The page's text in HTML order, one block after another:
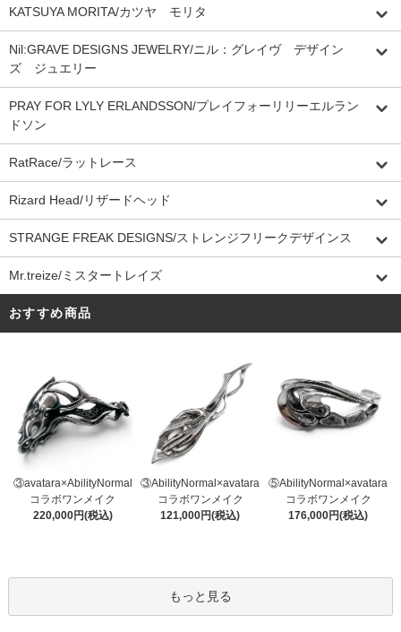
KATSUYA MORITA/カツヤ モリタ
Nil:GRAVE DESIGNS JEWELRY/ニル：グレイヴ デザイン
ズ ジュエリー
PRAY FOR LYLY ERLANDSSON/プレイフォーリリーエルラン
ドソン
RatRace/ラットレース
Rizard Head/リザードヘッド
STRANGE FREAK DESIGNS/ストレンジフリークデザインス
Mr.treize/ミスタートレイズ
おすすめ商品
③avatara×AbilityNormal
コラボワンメイク
220,000円(税込)
③AbilityNormal×avatara
コラボワンメイク
121,000円(税込)
⑤AbilityNormal×avatara
コラボワンメイク
176,000円(税込)
もっと見る